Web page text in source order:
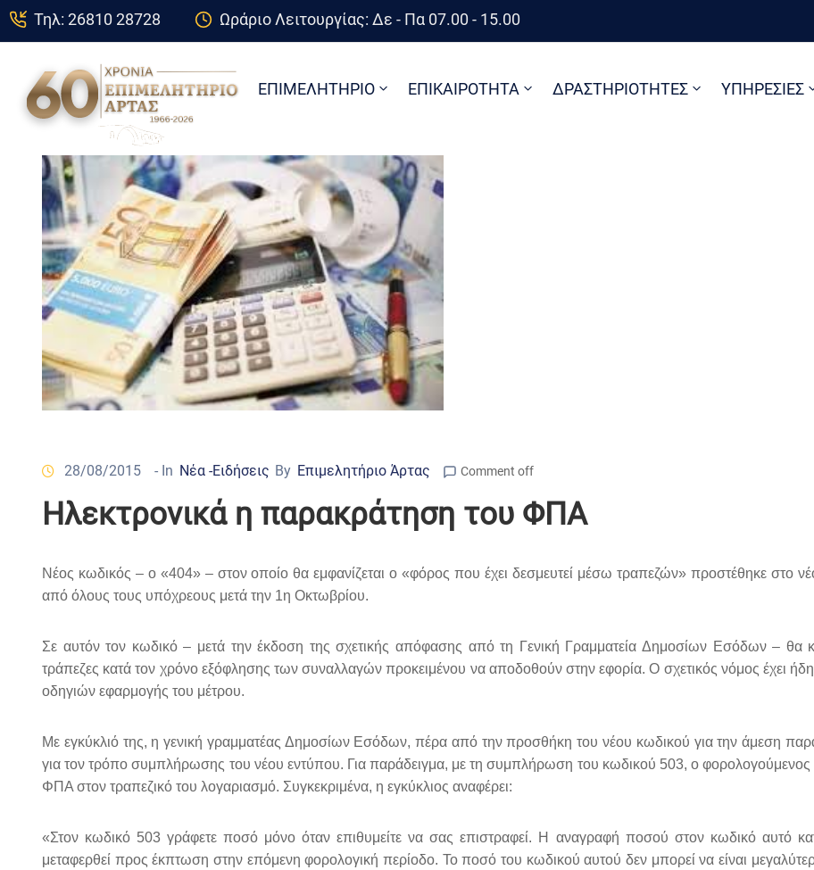
Τηλ: 26810 28728 Ωράριο Λειτουργίας: Δε - Πα 07.00 - 15.00
ΕΠΙΜΕΛΗΤΗΡΙΟ ΕΠΙΚΑΙΡΟΤΗΤΑ ΔΡΑΣΤΗΡΙΟΤΗΤΕΣ ΥΠΗΡΕΣΙΕΣ
28/08/2015 - In Νέα -Ειδήσεις By Επιμελητήριο Άρτας Comment off
Ηλεκτρονικά η παρακράτηση του ΦΠΑ
Νέος κωδικός – ο «404» – στον οποίο θα εμφανίζεται ο «φόρος που έχει δεσμευτεί μέσω τραπεζών» προστέθηκε στο
από όλους τους υπόχρεους μετά την 1η Οκτωβρίου.
Σε αυτόν τον κωδικό – μετά την έκδοση της σχετικής απόφασης από τη Γενική Γραμματεία Δημοσίων Εσόδων – θα
τράπεζες κατά τον χρόνο εξόφλησης των συναλλαγών προκειμένου να αποδοθούν στην εφορία. Ο σχετικός νόμος έχει
οδηγιών εφαρμογής του μέτρου.
Με εγκύκλιό της, η γενική γραμματέας Δημοσίων Εσόδων, πέρα από την προσθήκη του νέου κωδικού για την άμεση
για τον τρόπο συμπλήρωσης του νέου εντύπου. Για παράδειγμα, με τη συμπλήρωση του κωδικού 503, ο φορολογούμενος
ΦΠΑ στον τραπεζικό του λογαριασμό. Συγκεκριμένα, η εγκύκλιος αναφέρει:
«Στον κωδικό 503 γράφετε ποσό μόνο όταν επιθυμείτε να σας επιστραφεί. Η αναγραφή ποσού στον κωδικό αυτό
μεταφερθεί προς έκπτωση στην επόμενη φορολογική περίοδο. Το ποσό του κωδικού αυτού δεν μπορεί να είναι